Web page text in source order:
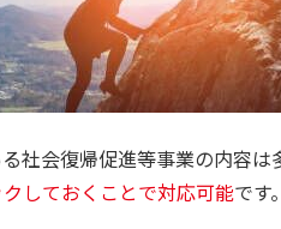
社会復帰促進等事業の内容は
しておくことで対応可能です。